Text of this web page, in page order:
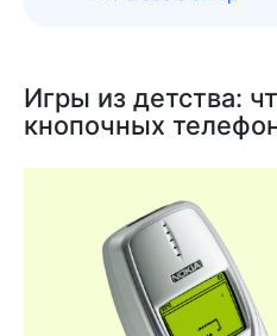
Игры из детства:
кнопочных